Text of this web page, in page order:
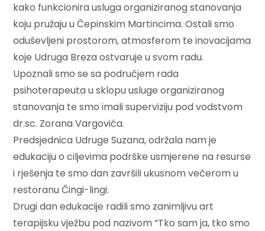
kako funkcionira usluga organiziranog stanovanja
koju pružaju u Čepinskim Martincima. Ostali smo
oduševljeni prostorom, atmosferom te inovacijama
koje Udruga Breza ostvaruje u svom radu.
Upoznali smo se sa područjem rada
psihoterapeuta u sklopu usluge organiziranog
stanovanja te smo imali superviziju pod vodstvom
dr.sc. Zorana Vargovića.
Predsjednica Udruge Suzana, održala nam je
edukaciju o ciljevima podrške usmjerene na resurse
i rješenja te smo dan završili ukusnom večerom u
restoranu Čingi-lingi.
Drugi dan edukacije radili smo zanimljivu art
terapijsku vježbu pod nazivom “Tko sam ja, tko smo